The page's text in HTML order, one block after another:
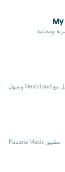
ومجانية
إدارة الوصفات بسهولة عبر تطبيق متكامل مع Nextcloud وسهل